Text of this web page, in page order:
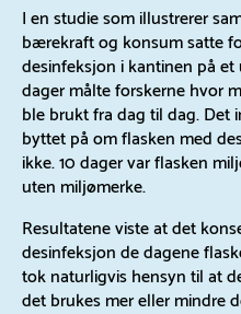
I en studie som illustrerer
bærekraft og konsum satte
desinfeksjon i kantinen på
dager målte forskerne hvor
ble brukt fra dag til dag. Det
byttet på om flasken med
ikke. 10 dager var flasken
uten miljømerke.
Resultatene viste at det
desinfeksjon de dagene
tok naturligvis hensyn til at
det brukes mer eller mindre